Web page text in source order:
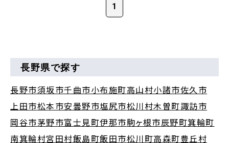
1
長野県で探す
長野市須坂市千曲市小布施町高山村小諸市佐久市
上田市松本市安曇野市塩尻市松川村木曽町諏訪市
岡谷市茅野市富士見町伊那市駒ヶ根市辰野町箕輪町
南箕輪村宮田村飯島町飯田市松川町高森町豊丘村